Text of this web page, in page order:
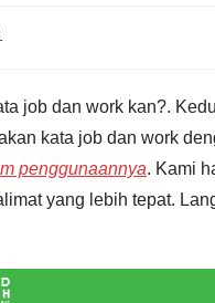
job dan work kan?.
kata job dan work
penggunaannya. Kami
yang lebih tepat.